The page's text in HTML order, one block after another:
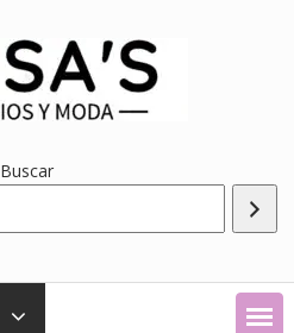
Buscar